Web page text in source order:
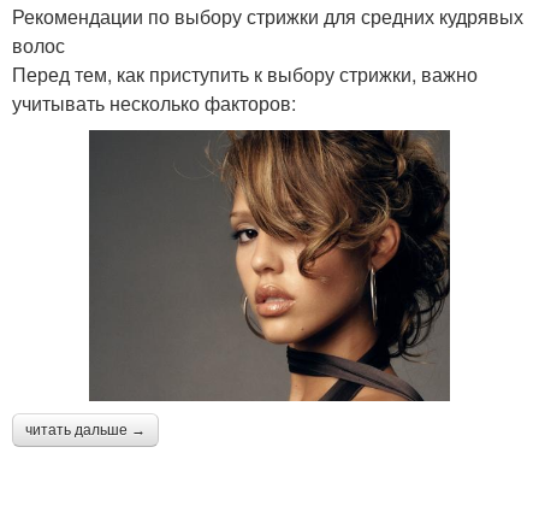
Рекомендации по выбору стрижки для средних кудрявых
волос
Перед тем, как приступить к выбору стрижки, важно
учитывать несколько факторов:
читать дальше →